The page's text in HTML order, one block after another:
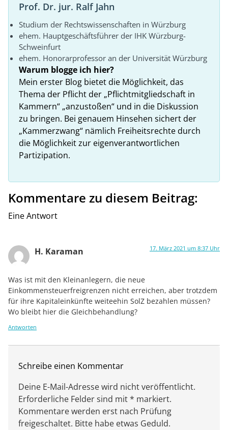
Prof. Dr. jur. Ralf Jahn
Studium der Rechtswissenschaften in Würzburg
ehem. Hauptgeschäftsführer der IHK Würzburg-
Schweinfurt
ehem. Honorarprofessor an der Universität Würzburg
Warum blogge ich hier?
Mein erster Blog bietet die Möglichkeit, das
Thema der Pflicht der „Pflichtmitgliedschaft in
Kammern“ „anzustoßen“ und in die Diskussion
zu bringen. Bei genauem Hinsehen sichert der
„Kammerzwang“ nämlich Freiheitsrechte durch
die Möglichkeit zur eigenverantwortlichen
Partizipation.
Kommentare zu diesem Beitrag:
Eine Antwort
H. Karaman 17. März 2021 um 8:37 Uhr
Was ist mit den Kleinanlegern, die neue
Einkommensteuerfreigrenzen nicht erreichen, aber trotzdem
für ihre Kapitaleinkünfte weiteehin SolZ bezahlen müssen?
Wo bleibt hier die Gleichbehandlung?
Antworten
Schreibe einen Kommentar
Deine E-Mail-Adresse wird nicht veröffentlicht.
Erforderliche Felder sind mit * markiert.
Kommentare werden erst nach Prüfung
freigeschaltet. Bitte habe etwas Geduld.